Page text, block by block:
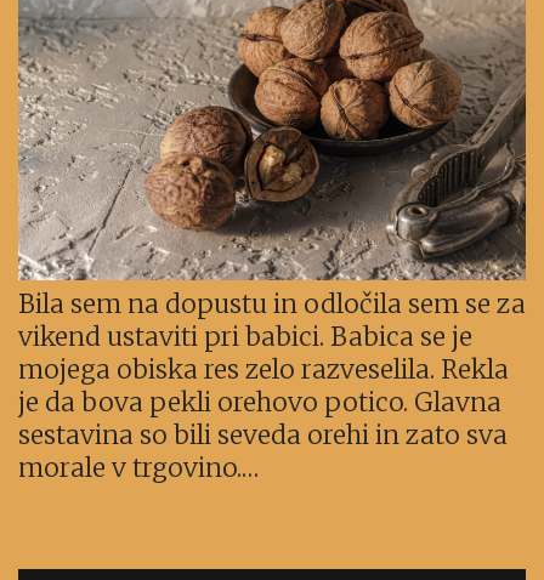
Bila sem na dopustu in odločila sem se za
vikend ustaviti pri babici. Babica se je
mojega obiska res zelo razveselila. Rekla
je da bova pekli orehovo potico. Glavna
sestavina so bili seveda orehi in zato sva
morale v trgovino.…